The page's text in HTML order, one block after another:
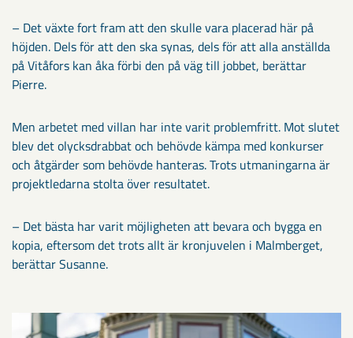
– Det växte fort fram att den skulle vara placerad här på
höjden. Dels för att den ska synas, dels för att alla anställda
på Vitåfors kan åka förbi den på väg till jobbet, berättar
Pierre.
Men arbetet med villan har inte varit problemfritt. Mot slutet
blev det olycksdrabbat och behövde kämpa med konkurser
och åtgärder som behövde hanteras. Trots utmaningarna är
projektledarna stolta över resultatet.
– Det bästa har varit möjligheten att bevara och bygga en
kopia, eftersom det trots allt är kronjuvelen i Malmberget,
berättar Susanne.